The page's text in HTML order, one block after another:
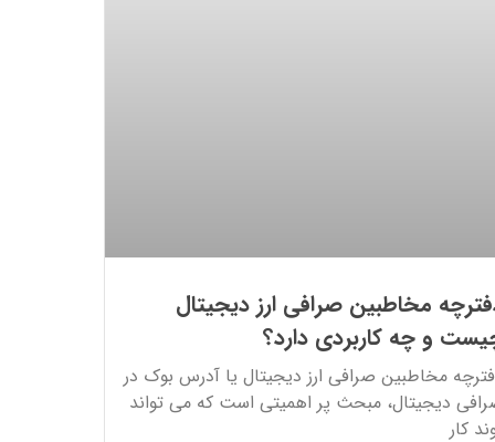
مخاطبین صرافی ارز دیجیتال
و چه کاربردی دارد؟
مخاطبین صرافی ارز دیجیتال یا آدرس بوک در
دیجیتال، مبحث پر اهمیتی است که می تواند
کار